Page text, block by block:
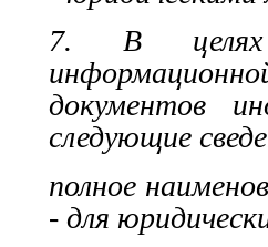
7. В целях
документов
следующие
полное
- для